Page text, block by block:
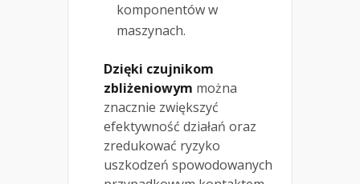
komponentów w
maszynach.
Dzięki czujnikom
zbliżeniowym można
znacznie zwiększyć
efektywność działań oraz
zredukować ryzyko
uszkodzeń spowodowanych